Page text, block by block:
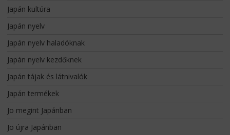
Japán kultúra
Japán nyelv
Japán nyelv haladóknak
Japán nyelv kezdőknek
Japán tájak és látnivalók
Japán termékek
Jo megint Japánban
Jo újra Japánban